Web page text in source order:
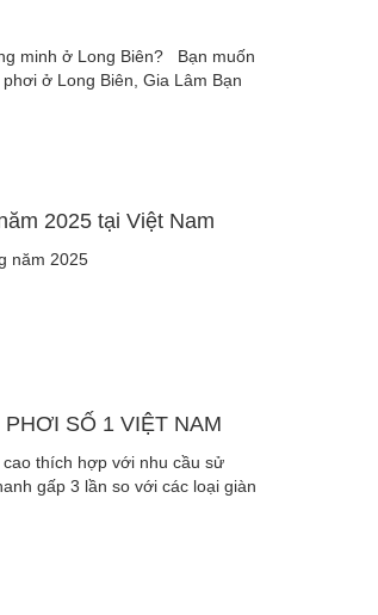
minh ở Long Biên? Bạn muốn
ở Long Biên, Gia Lâm Bạn
2025 tại Việt Nam
năm 2025
SỐ 1 VIỆT NAM
thích hợp với nhu cầu sử
gấp 3 lần so với các loại giàn